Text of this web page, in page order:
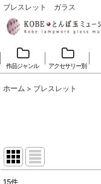
ブレスレット ガラス
作品ジャンル アクセサリー別
ホーム > ブレスレット
15件